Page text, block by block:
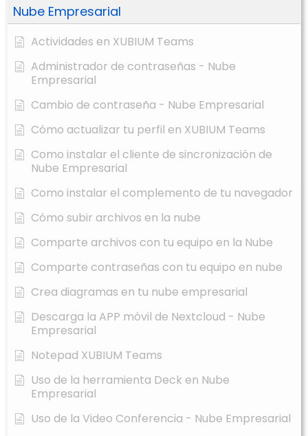
Nube Empresarial
Actividades en XUBIUM Teams
Administrador de contraseñas - Nube
Empresarial
Cambio de contraseña - Nube Empresarial
Cómo actualizar tu perfil en XUBIUM Teams
Como instalar el cliente de sincronización de
Nube Empresarial
Como instalar el complemento de tu navegador
Cómo subir archivos en la nube
Comparte archivos con tu equipo en la Nube
Comparte contraseñas con tu equipo en nube
Crea diagramas en tu nube empresarial
Descarga la APP móvil de Nextcloud - Nube
Empresarial
Notepad XUBIUM Teams
Uso de la herramienta Deck en Nube
Empresarial
Uso de la Video Conferencia - Nube Empresarial